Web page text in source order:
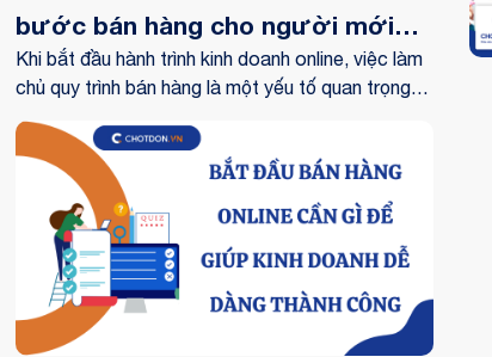
bước bán hàng cho người mới
bắt đầu
Khi bắt đầu hành trình kinh doanh online, việc làm
chủ quy trình bán hàng là một yếu tố quan trọng
để thành công. Bài viết này sẽ giúp bạn tìm hiểu
về các bước bán hàng online cho người mới bắt
đầu một cách hiệu quả. Chúng tôi sẽ hướng dẫn
bạn từ việc tìm hiểu thị trường và lựa chọn sản
phẩm phù hợp, xây dựng trang web chuyên
nghiệp, phát triển chiến lược tiếp thị và quảng bá,
xử lý đơn hàng và giao hàng, cho đến quản lý và
phát triển kinh doanh online. Hãy cùng chúng tôi
khám phá và trở thành chủ nhân của sự thành